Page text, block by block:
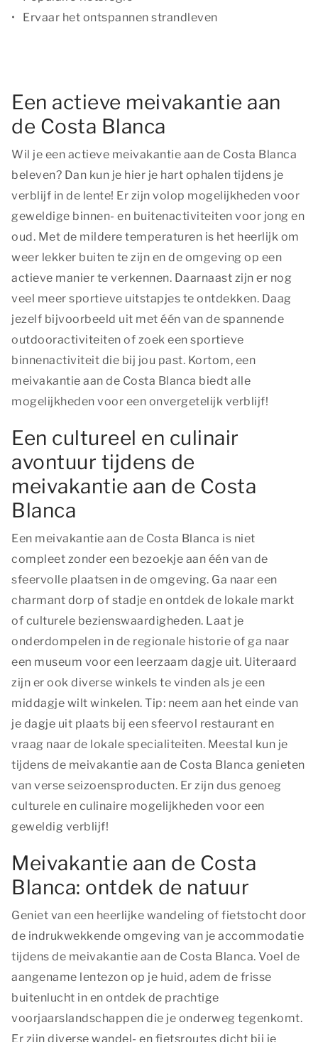
Ervaar het ontspannen strandleven
Een actieve meivakantie aan
de Costa Blanca
Wil je een actieve meivakantie aan de Costa Blanca
beleven? Dan kun je hier je hart ophalen tijdens je
verblijf in de lente! Er zijn volop mogelijkheden voor
geweldige binnen- en buitenactiviteiten voor jong en
oud. Met de mildere temperaturen is het heerlijk om
weer lekker buiten te zijn en de omgeving op een
actieve manier te verkennen. Daarnaast zijn er nog
veel meer sportieve uitstapjes te ontdekken. Daag
jezelf bijvoorbeeld uit met één van de spannende
outdooractiviteiten of zoek een sportieve
binnenactiviteit die bij jou past. Kortom, een
meivakantie aan de Costa Blanca biedt alle
mogelijkheden voor een onvergetelijk verblijf!
Een cultureel en culinair
avontuur tijdens de
meivakantie aan de Costa
Blanca
Een meivakantie aan de Costa Blanca is niet
compleet zonder een bezoekje aan één van de
sfeervolle plaatsen in de omgeving. Ga naar een
charmant dorp of stadje en ontdek de lokale markt
of culturele bezienswaardigheden. Laat je
onderdompelen in de regionale historie of ga naar
een museum voor een leerzaam dagje uit. Uiteraard
zijn er ook diverse winkels te vinden als je een
middagje wilt winkelen. Tip: neem aan het einde van
je dagje uit plaats bij een sfeervol restaurant en
vraag naar de lokale specialiteiten. Meestal kun je
tijdens de meivakantie aan de Costa Blanca genieten
van verse seizoensproducten. Er zijn dus genoeg
culturele en culinaire mogelijkheden voor een
geweldig verblijf!
Meivakantie aan de Costa
Blanca: ontdek de natuur
Geniet van een heerlijke wandeling of fietstocht door
de indrukwekkende omgeving van je accommodatie
tijdens de meivakantie aan de Costa Blanca. Voel de
aangename lentezon op je huid, adem de frisse
buitenlucht in en ontdek de prachtige
voorjaarslandschappen die je onderweg tegenkomt.
Er zijn diverse wandel- en fietsroutes dicht bij je